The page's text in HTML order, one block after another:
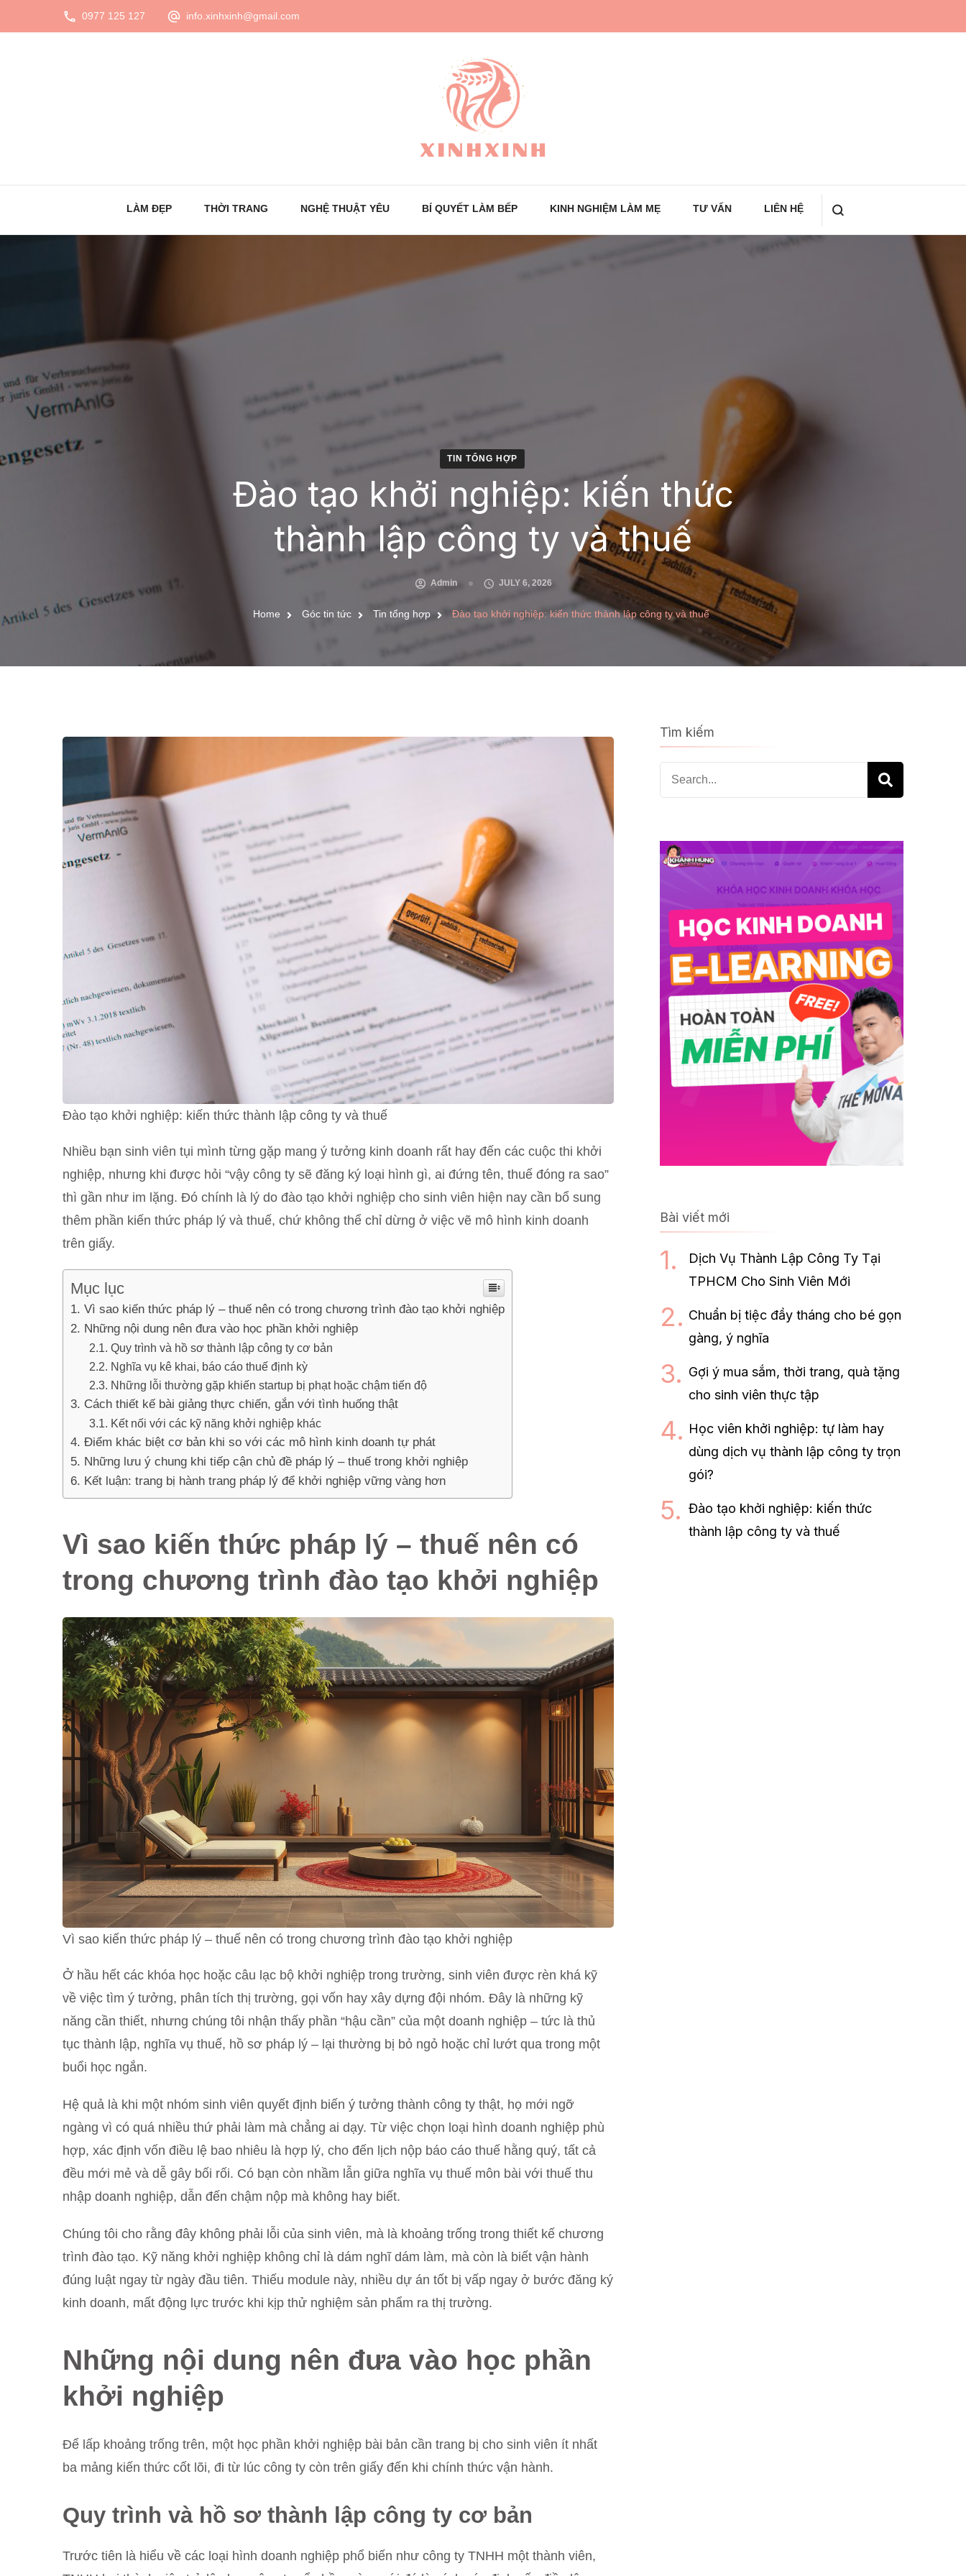
0977 125 127 info.xinhxinh@gmail.com
XinhXinh
Trang tin tức cho phái đẹp
LÀM ĐẸP THỜI TRANG NGHỆ THUẬT YÊU BÍ QUYẾT LÀM BẾP KINH NGHIỆM LÀM MẸ TƯ VẤN LIÊN HỆ
TIN TỔNG HỢP
Đào tạo khởi nghiệp: kiến thức
thành lập công ty và thuế
Admin JULY 6, 2026
Home Góc tin tức Tin tổng hợp Đào tạo khởi nghiệp: kiến thức thành lập công ty và thuế
Đào tạo khởi nghiệp: kiến thức thành lập công ty và thuế
Nhiều bạn sinh viên tụi mình từng gặp mang ý tưởng kinh doanh rất hay đến các cuộc thi khởi
nghiệp, nhưng khi được hỏi “vậy công ty sẽ đăng ký loại hình gì, ai đứng tên, thuế đóng ra sao”
thì gần như im lặng. Đó chính là lý do đào tạo khởi nghiệp cho sinh viên hiện nay cần bổ sung
thêm phần kiến thức pháp lý và thuế, chứ không thể chỉ dừng ở việc vẽ mô hình kinh doanh
trên giấy.
Mục lục
Vì sao kiến thức pháp lý – thuế nên có trong chương trình đào tạo khởi nghiệp
Những nội dung nên đưa vào học phần khởi nghiệp
Quy trình và hồ sơ thành lập công ty cơ bản
Nghĩa vụ kê khai, báo cáo thuế định kỳ
Những lỗi thường gặp khiến startup bị phạt hoặc chậm tiến độ
Cách thiết kế bài giảng thực chiến, gắn với tình huống thật
Kết nối với các kỹ năng khởi nghiệp khác
Điểm khác biệt cơ bản khi so với các mô hình kinh doanh tự phát
Những lưu ý chung khi tiếp cận chủ đề pháp lý – thuế trong khởi nghiệp
Kết luận: trang bị hành trang pháp lý để khởi nghiệp vững vàng hơn
Vì sao kiến thức pháp lý – thuế nên có
trong chương trình đào tạo khởi nghiệp
Vì sao kiến thức pháp lý – thuế nên có trong chương trình đào tạo khởi nghiệp
Ở hầu hết các khóa học hoặc câu lạc bộ khởi nghiệp trong trường, sinh viên được rèn khá kỹ
về việc tìm ý tưởng, phân tích thị trường, gọi vốn hay xây dựng đội nhóm. Đây là những kỹ
năng cần thiết, nhưng chúng tôi nhận thấy phần “hậu cần” của một doanh nghiệp – tức là thủ
tục thành lập, nghĩa vụ thuế, hồ sơ pháp lý – lại thường bị bỏ ngỏ hoặc chỉ lướt qua trong một
buổi học ngắn.
Hệ quả là khi một nhóm sinh viên quyết định biến ý tưởng thành công ty thật, họ mới ngỡ
ngàng vì có quá nhiều thứ phải làm mà chẳng ai dạy. Từ việc chọn loại hình doanh nghiệp phù
hợp, xác định vốn điều lệ bao nhiêu là hợp lý, cho đến lịch nộp báo cáo thuế hằng quý, tất cả
đều mới mẻ và dễ gây bối rối. Có bạn còn nhầm lẫn giữa nghĩa vụ thuế môn bài với thuế thu
nhập doanh nghiệp, dẫn đến chậm nộp mà không hay biết.
Chúng tôi cho rằng đây không phải lỗi của sinh viên, mà là khoảng trống trong thiết kế chương
trình đào tạo. Kỹ năng khởi nghiệp không chỉ là dám nghĩ dám làm, mà còn là biết vận hành
đúng luật ngay từ ngày đầu tiên. Thiếu module này, nhiều dự án tốt bị vấp ngay ở bước đăng ký
kinh doanh, mất động lực trước khi kịp thử nghiệm sản phẩm ra thị trường.
Những nội dung nên đưa vào học phần
khởi nghiệp
Để lấp khoảng trống trên, một học phần khởi nghiệp bài bản cần trang bị cho sinh viên ít nhất
ba mảng kiến thức cốt lõi, đi từ lúc công ty còn trên giấy đến khi chính thức vận hành.
Quy trình và hồ sơ thành lập công ty cơ bản
Trước tiên là hiểu về các loại hình doanh nghiệp phổ biến như công ty TNHH một thành viên,
Tìm kiếm
Search
for:
Bài viết mới
Dịch Vụ Thành Lập Công Ty Tại
TPHCM Cho Sinh Viên Mới
Chuẩn bị tiệc đầy tháng cho bé gọn
gàng, ý nghĩa
Gợi ý mua sắm, thời trang, quà tặng
cho sinh viên thực tập
Học viên khởi nghiệp: tự làm hay
dùng dịch vụ thành lập công ty trọn
gói?
Đào tạo khởi nghiệp: kiến thức
thành lập công ty và thuế